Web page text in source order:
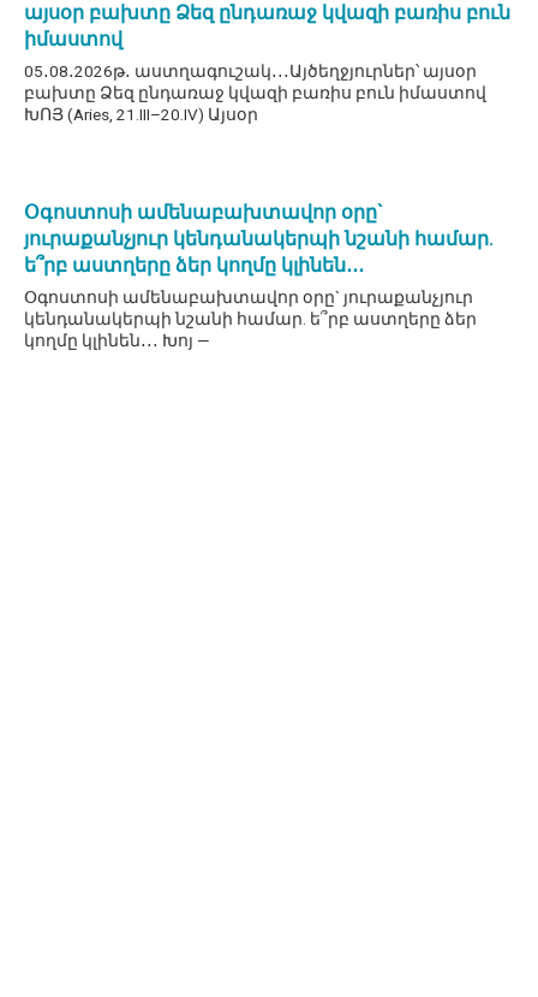
այսօր բախտը Ձեզ ընդառաջ կվազի բառիս բուն
իմաստով
05․08․2026թ․ աստղագուշակ․․․Այծեղջյուրներ՝ այսօր
բախտը Ձեզ ընդառաջ կվազի բառիս բուն իմաստով
ԽՈՅ (Aries, 21.III–20.IV) Այսօր
Օգոստոսի ամենաբախտավոր օրը`
յուրաքանչյուր կենդանակերպի նշանի համար.
ե՞րբ աստղերը ձեր կողմը կլինեն․․․
Օգոստոսի ամենաբախտավոր օրը` յուրաքանչյուր
կենդանակերպի նշանի համար. ե՞րբ աստղերը ձեր
կողմը կլինեն․․․ Խոյ —